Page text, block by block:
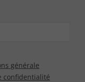
générale
confidentialité